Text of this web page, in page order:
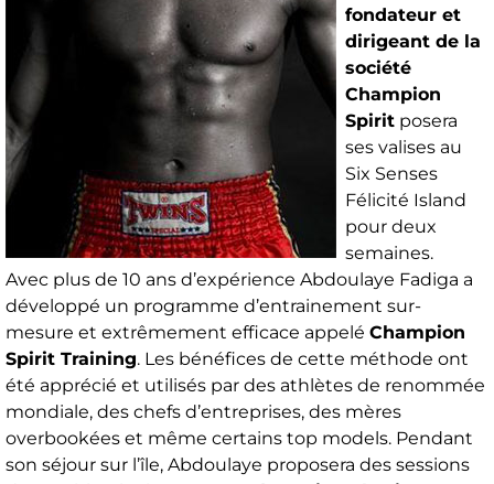
fondateur et
dirigeant de la
société
Champion
Spirit posera
ses valises au
Six Senses
Félicité Island
pour deux
semaines.
Avec plus de 10 ans d’expérience Abdoulaye Fadiga a
développé un programme d’entrainement sur-
mesure et extrêmement efficace appelé Champion
Spirit Training. Les bénéfices de cette méthode ont
été apprécié et utilisés par des athlètes de renommée
mondiale, des chefs d’entreprises, des mères
overbookées et même certains top models. Pendant
son séjour sur l’île, Abdoulaye proposera des sessions